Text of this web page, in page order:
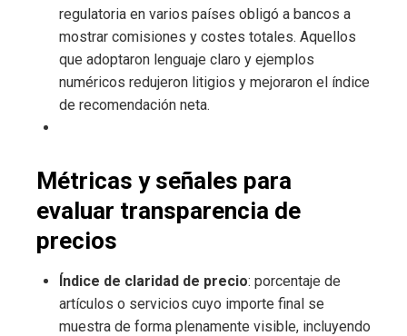
regulatoria en varios países obligó a bancos a
mostrar comisiones y costes totales. Aquellos
que adoptaron lenguaje claro y ejemplos
numéricos redujeron litigios y mejoraron el índice
de recomendación neta.
Métricas y señales para
evaluar transparencia de
precios
Índice de claridad de precio: porcentaje de
artículos o servicios cuyo importe final se
muestra de forma plenamente visible, incluyendo